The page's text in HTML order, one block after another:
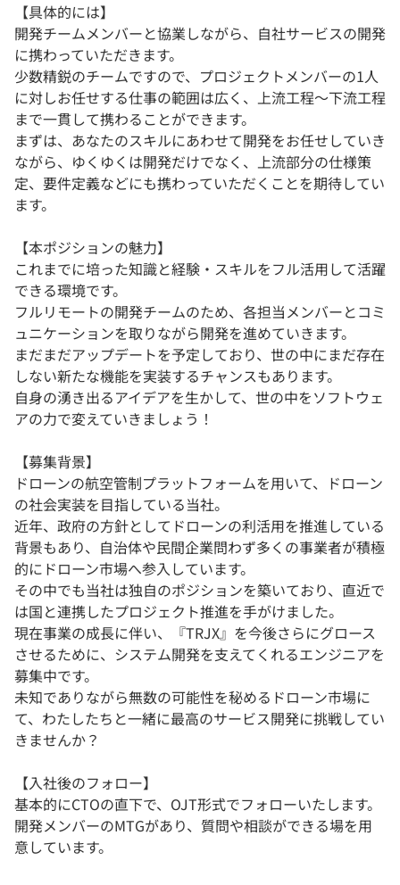
【具体的には】
開発チームメンバーと協業しながら、自社サービスの開発
に携わっていただきます。
少数精鋭のチームですので、プロジェクトメンバーの1人
に対しお任せする仕事の範囲は広く、上流工程〜下流工程
まで一貫して携わることができます。
まずは、あなたのスキルにあわせて開発をお任せしていき
ながら、ゆくゆくは開発だけでなく、上流部分の仕様策
定、要件定義などにも携わっていただくことを期待してい
ます。
【本ポジションの魅力】
これまでに培った知識と経験・スキルをフル活用して活躍
できる環境です。
フルリモートの開発チームのため、各担当メンバーとコミ
ュニケーションを取りながら開発を進めていきます。
まだまだアップデートを予定しており、世の中にまだ存在
しない新たな機能を実装するチャンスもあります。
自身の湧き出るアイデアを生かして、世の中をソフトウェ
アの力で変えていきましょう！
【募集背景】
ドローンの航空管制プラットフォームを用いて、ドローン
の社会実装を目指している当社。
近年、政府の方針としてドローンの利活用を推進している
背景もあり、自治体や民間企業問わず多くの事業者が積極
的にドローン市場へ参入しています。
その中でも当社は独自のポジションを築いており、直近で
は国と連携したプロジェクト推進を手がけました。
現在事業の成長に伴い、『TRJX』を今後さらにグロース
させるために、システム開発を支えてくれるエンジニアを
募集中です。
未知でありながら無数の可能性を秘めるドローン市場に
て、わたしたちと一緒に最高のサービス開発に挑戦してい
きませんか？
【入社後のフォロー】
基本的にCTOの直下で、OJT形式でフォローいたします。
開発メンバーのMTGがあり、質問や相談ができる場を用
意しています。